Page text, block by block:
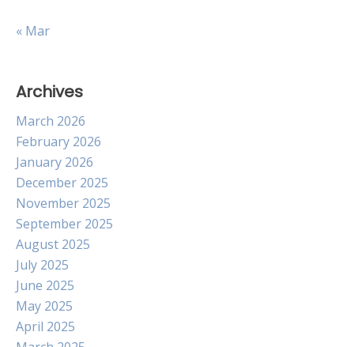
« Mar
Archives
March 2026
February 2026
January 2026
December 2025
November 2025
September 2025
August 2025
July 2025
June 2025
May 2025
April 2025